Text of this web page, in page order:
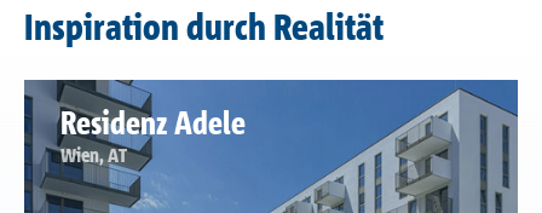
Inspiration durch Realität
Residenz Adele
Wien, AT